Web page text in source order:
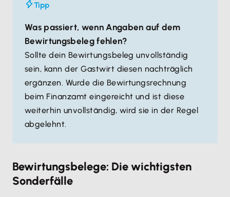
Tipp
Was passiert, wenn Angaben auf dem
Bewirtungsbeleg fehlen?
Sollte dein Bewirtungsbeleg unvollständig
sein, kann der Gastwirt diesen nachträglich
ergänzen. Wurde die Bewirtungsrechnung
beim Finanzamt eingereicht und ist diese
weiterhin unvollständig, wird sie in der Regel
abgelehnt.
Bewirtungsbelege: Die wichtigsten
Sonderfälle